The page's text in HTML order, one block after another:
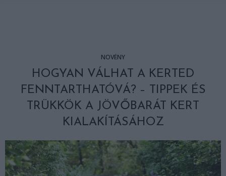
NÖVÉNY
HOGYAN VÁLHAT A KERTED
FENNTARTHATÓVÁ? – TIPPEK ÉS
TRÜKKÖK A JÖVŐBARÁT KERT
KIALAKÍTÁSÁHOZ